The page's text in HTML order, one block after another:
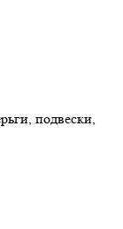
украшения
подвески,